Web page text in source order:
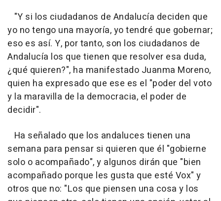
"Y si los ciudadanos de Andalucía deciden que
yo no tengo una mayoría, yo tendré que gobernar;
eso es así. Y, por tanto, son los ciudadanos de
Andalucía los que tienen que resolver esa duda,
¿qué quieren?", ha manifestado Juanma Moreno,
quien ha expresado que ese es el "poder del voto
y la maravilla de la democracia, el poder de
decidir".
Ha señalado que los andaluces tienen una
semana para pensar si quieren que él "gobierne
solo o acompañado", y algunos dirán que "bien
acompañado porque les gusta que esté Vox" y
otros que no: "Los que piensen una cosa y los